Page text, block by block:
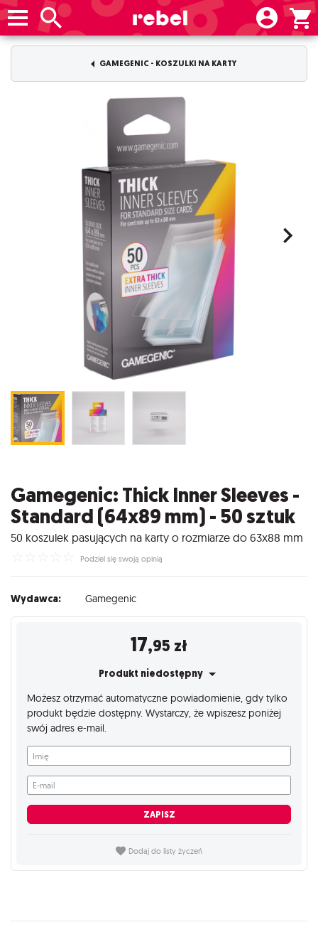
GAMEGENIC - KOSZULKI NA KARTY
Gamegenic: Thick Inner Sleeves -
Standard (64x89 mm) - 50 sztuk
50 koszulek pasujących na karty o rozmiarze do 63x88 mm
Podziel się swoją opinią
Wydawca: Gamegenic
17,95 zł
Produkt niedostępny
Możesz otrzymać automatyczne powiadomienie, gdy tylko
produkt będzie dostępny. Wystarczy, że wpiszesz poniżej
swój adres e-mail.
Imię
E-mail
ZAPISZ
Dodaj do listy życzeń